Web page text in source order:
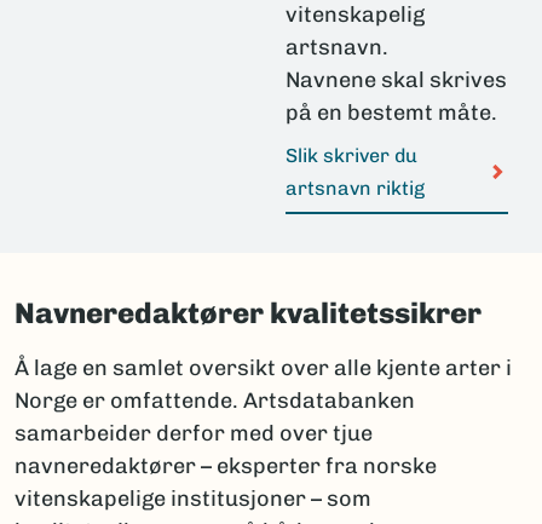
vitenskapelig
artsnavn.
Navnene skal skrives
på en bestemt måte.
Slik skriver du
artsnavn riktig
Navneredaktører kvalitetssikrer
Å lage en samlet oversikt over alle kjente arter i
Norge er omfattende. Artsdatabanken
samarbeider derfor med over tjue
navneredaktører – eksperter fra norske
vitenskapelige institusjoner – som